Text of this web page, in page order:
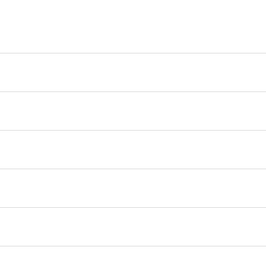
SHA están diseñados para entregar agua de calidad
SHA están desarrollados para garantizar agua de
SHA han sido creados para brindar agua pura y de alta
SHA han sido creados para brindar agua pura y de alta
SHA proporcionan agua de calidad superior para